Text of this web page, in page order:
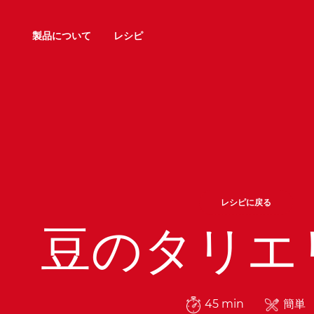
製品について レシピ
レシピに戻る
豆のタリエ
45 min 簡単